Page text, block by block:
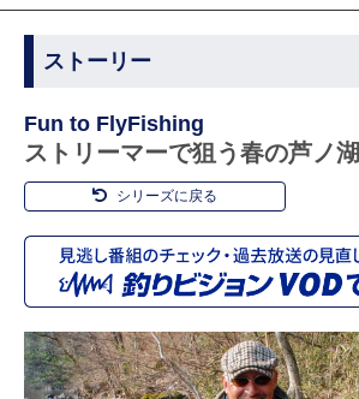
ストーリー
Fun to FlyFishing
ストリーマーで狙う春の芦ノ湖
シリーズに戻る